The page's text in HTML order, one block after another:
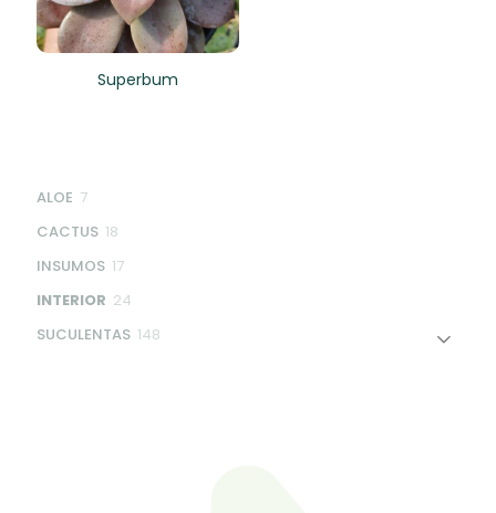
Superbum
ALOE 77
CACTUS 18
INSUMOS 1717
INTERIOR 24
SUCULENTAS 148